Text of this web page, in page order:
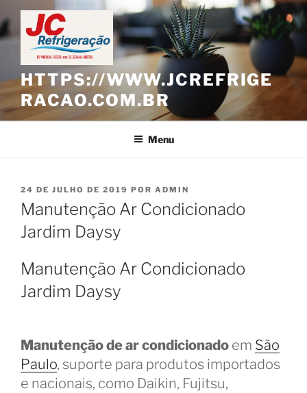
Pular
para
o
conteúdo
HTTPS://WWW.JCREFRIGE
RACAO.COM.BR
Menu
PUBLICADO
EM
24 DE JULHO DE 2019 POR ADMIN
Manutenção Ar Condicionado
Jardim Daysy
Manutenção Ar Condicionado
Jardim Daysy
Manutenção de ar condicionado em São
Paulo, suporte para produtos importados
e nacionais, como Daikin, Fujitsu,